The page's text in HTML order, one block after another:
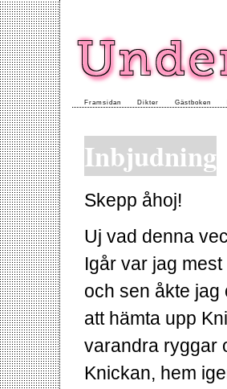
Framsidan Dikter Gästboken
Inbjudning
Skepp åhoj!
Uj vad denna
Igår var jag
och sen åkte
att hämta upp
varandra ryggar
Knickan, hem